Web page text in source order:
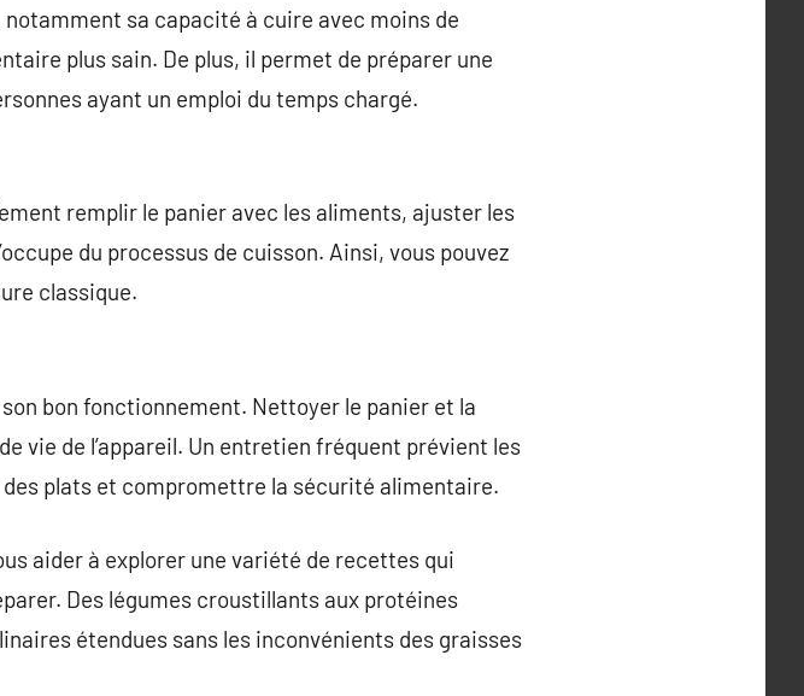
sa capacité à cuire avec moins de
plus sain. De plus, il permet de préparer une
ayant un emploi du temps chargé.
remplir le panier avec les aliments, ajuster les
du processus de cuisson. Ainsi, vous pouvez
classique.
bon fonctionnement. Nettoyer le panier et la
vie de l’appareil. Un entretien fréquent prévient les
plats et compromettre la sécurité alimentaire.
aider à explorer une variété de recettes qui
Des légumes croustillants aux protéines
étendues sans les inconvénients des graisses